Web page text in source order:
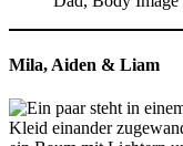
Mila, Aiden & Liam